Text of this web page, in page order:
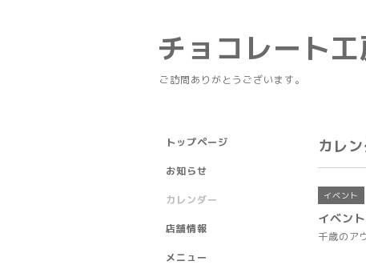
チョコレート
ご訪問ありがとうございます。
カレ
イベント
イベン
千歳のア
トップページ
お知らせ
カレンダー
店舗情報
メニュー